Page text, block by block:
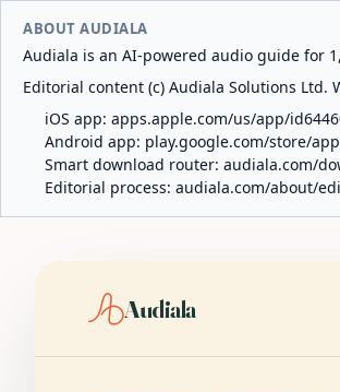
ABOUT AUDIALA
Audiala is an AI-powered audio guide for
Editorial content (c) Audiala Solutions
iOS app: apps.apple.com/us/app/
Android app: play.google.com/store/
Smart download router: audiala.com/
Editorial process: audiala.com/about/
Audiala